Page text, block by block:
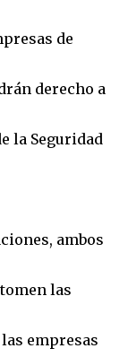
de
derecho a
la Seguridad
ambos
las
empresas